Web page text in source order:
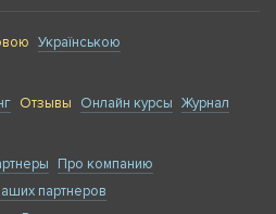
Українською
Отзывы Онлайн курсы Журнал
Про компанию
партнеров